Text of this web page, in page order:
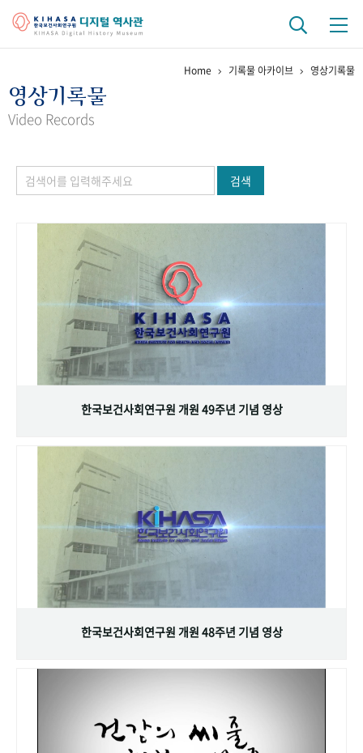
걸어온 길 기관 변천사
정책과 연구 키워드로 보는 연구 역사
연구자들
기록물 아카이브
사진 아카이브 문서 기록물 행정박물 영상 기록물
주년 기념
성과 50선 숫자로 보는 50년
VR 역사관
Home 기록물 아카이브 영상기록물
영상기록물
Video Records
검색
한국보건사회연구원 개원 49주년 기념 영상
한국보건사회연구원 개원 48주년 기념 영상